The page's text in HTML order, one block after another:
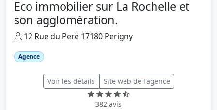
Eco immobilier sur La Rochelle et
son agglomération.
12 Rue du Peré 17180 Perigny
Agence
Voir les détails Site web de l'agence
382 avis